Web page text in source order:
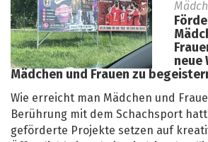
neue
Mädchen und Frauen zu
Wie erreicht man Mädchen und
Berührung mit dem Schachsport
geförderte Projekte setzen auf